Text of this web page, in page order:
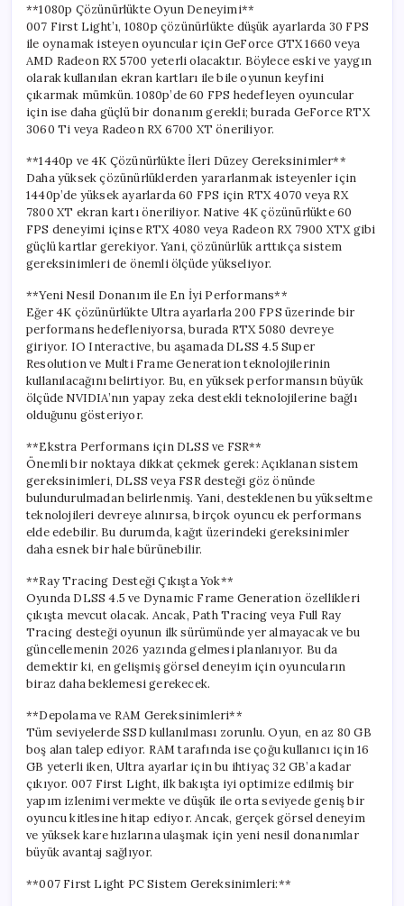
**1080p Çözünürlükte Oyun Deneyimi**
007 First Light’ı, 1080p çözünürlükte düşük ayarlarda 30 FPS
ile oynamak isteyen oyuncular için GeForce GTX 1660 veya
AMD Radeon RX 5700 yeterli olacaktır. Böylece eski ve yaygın
olarak kullanılan ekran kartları ile bile oyunun keyfini
çıkarmak mümkün. 1080p’de 60 FPS hedefleyen oyuncular
için ise daha güçlü bir donanım gerekli; burada GeForce RTX
3060 Ti veya Radeon RX 6700 XT öneriliyor.
**1440p ve 4K Çözünürlükte İleri Düzey Gereksinimler**
Daha yüksek çözünürlüklerden yararlanmak isteyenler için
1440p’de yüksek ayarlarda 60 FPS için RTX 4070 veya RX
7800 XT ekran kartı öneriliyor. Native 4K çözünürlükte 60
FPS deneyimi içinse RTX 4080 veya Radeon RX 7900 XTX gibi
güçlü kartlar gerekiyor. Yani, çözünürlük arttıkça sistem
gereksinimleri de önemli ölçüde yükseliyor.
**Yeni Nesil Donanım ile En İyi Performans**
Eğer 4K çözünürlükte Ultra ayarlarla 200 FPS üzerinde bir
performans hedefleniyorsa, burada RTX 5080 devreye
giriyor. IO Interactive, bu aşamada DLSS 4.5 Super
Resolution ve Multi Frame Generation teknolojilerinin
kullanılacağını belirtiyor. Bu, en yüksek performansın büyük
ölçüde NVIDIA’nın yapay zeka destekli teknolojilerine bağlı
olduğunu gösteriyor.
**Ekstra Performans için DLSS ve FSR**
Önemli bir noktaya dikkat çekmek gerek: Açıklanan sistem
gereksinimleri, DLSS veya FSR desteği göz önünde
bulundurulmadan belirlenmiş. Yani, desteklenen bu yükseltme
teknolojileri devreye alınırsa, birçok oyuncu ek performans
elde edebilir. Bu durumda, kağıt üzerindeki gereksinimler
daha esnek bir hale bürünebilir.
**Ray Tracing Desteği Çıkışta Yok**
Oyunda DLSS 4.5 ve Dynamic Frame Generation özellikleri
çıkışta mevcut olacak. Ancak, Path Tracing veya Full Ray
Tracing desteği oyunun ilk sürümünde yer almayacak ve bu
güncellemenin 2026 yazında gelmesi planlanıyor. Bu da
demektir ki, en gelişmiş görsel deneyim için oyuncuların
biraz daha beklemesi gerekecek.
**Depolama ve RAM Gereksinimleri**
Tüm seviyelerde SSD kullanılması zorunlu. Oyun, en az 80 GB
boş alan talep ediyor. RAM tarafında ise çoğu kullanıcı için 16
GB yeterli iken, Ultra ayarlar için bu ihtiyaç 32 GB’a kadar
çıkıyor. 007 First Light, ilk bakışta iyi optimize edilmiş bir
yapım izlenimi vermekte ve düşük ile orta seviyede geniş bir
oyuncu kitlesine hitap ediyor. Ancak, gerçek görsel deneyim
ve yüksek kare hızlarına ulaşmak için yeni nesil donanımlar
büyük avantaj sağlıyor.
**007 First Light PC Sistem Gereksinimleri:**